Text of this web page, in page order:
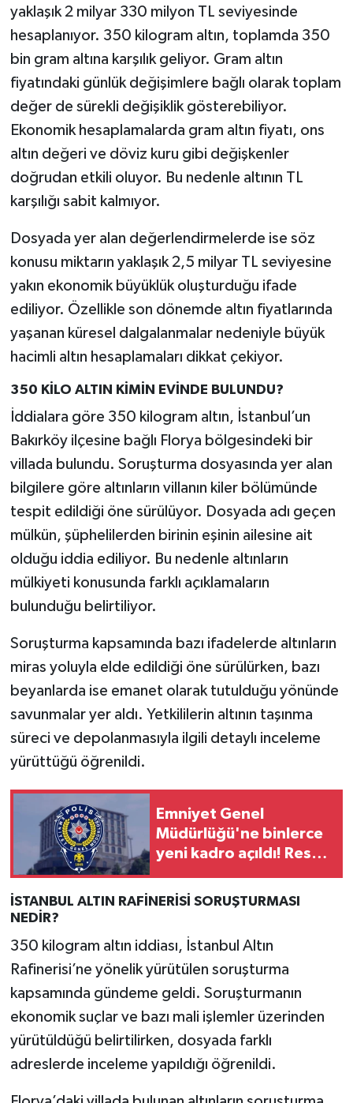
yaklaşık 2 milyar 330 milyon TL seviyesinde
hesaplanıyor. 350 kilogram altın, toplamda 350
bin gram altına karşılık geliyor. Gram altın
fiyatındaki günlük değişimlere bağlı olarak toplam
değer de sürekli değişiklik gösterebiliyor.
Ekonomik hesaplamalarda gram altın fiyatı, ons
altın değeri ve döviz kuru gibi değişkenler
doğrudan etkili oluyor. Bu nedenle altının TL
karşılığı sabit kalmıyor.
Dosyada yer alan değerlendirmelerde ise söz
konusu miktarın yaklaşık 2,5 milyar TL seviyesine
yakın ekonomik büyüklük oluşturduğu ifade
ediliyor. Özellikle son dönemde altın fiyatlarında
yaşanan küresel dalgalanmalar nedeniyle büyük
hacimli altın hesaplamaları dikkat çekiyor.
350 KİLO ALTIN KİMİN EVİNDE BULUNDU?
İddialara göre 350 kilogram altın, İstanbul’un
Bakırköy ilçesine bağlı Florya bölgesindeki bir
villada bulundu. Soruşturma dosyasında yer alan
bilgilere göre altınların villanın kiler bölümünde
tespit edildiği öne sürülüyor. Dosyada adı geçen
mülkün, şüphelilerden birinin eşinin ailesine ait
olduğu iddia ediliyor. Bu nedenle altınların
mülkiyeti konusunda farklı açıklamaların
bulunduğu belirtiliyor.
Soruşturma kapsamında bazı ifadelerde altınların
miras yoluyla elde edildiği öne sürülürken, bazı
beyanlarda ise emanet olarak tutulduğu yönünde
savunmalar yer aldı. Yetkililerin altının taşınma
süreci ve depolanmasıyla ilgili detaylı inceleme
yürüttüğü öğrenildi.
Emniyet Genel
Müdürlüğü'ne binlerce
yeni kadro açıldı! Resmi
İSTANBUL ALTIN RAFİNERİSİ SORUŞTURMASI
NEDİR?
350 kilogram altın iddiası, İstanbul Altın
Rafinerisi’ne yönelik yürütülen soruşturma
kapsamında gündeme geldi. Soruşturmanın
ekonomik suçlar ve bazı mali işlemler üzerinden
yürütüldüğü belirtilirken, dosyada farklı
adreslerde inceleme yapıldığı öğrenildi.